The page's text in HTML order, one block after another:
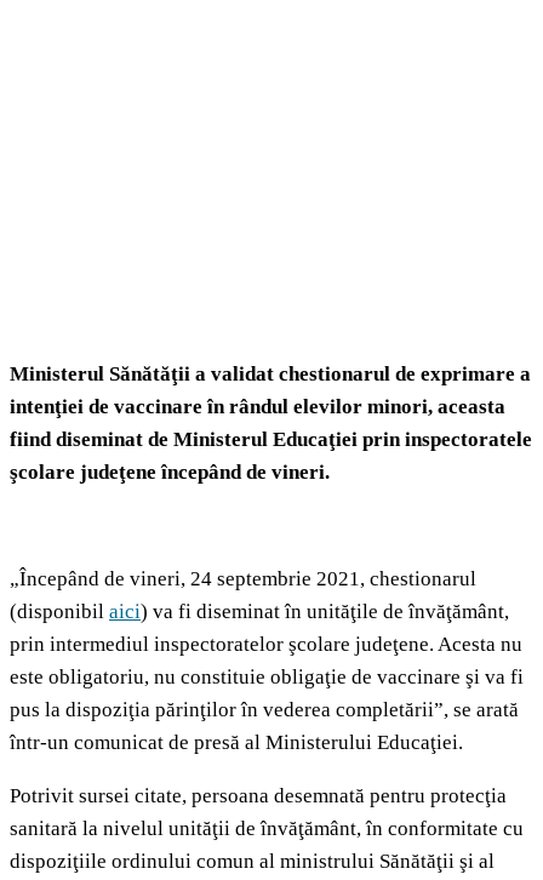
Ministerul Sănătăţii a validat chestionarul de exprimare a
intenţiei de vaccinare în rândul elevilor minori, aceasta
fiind diseminat de Ministerul Educaţiei prin inspectoratele
şcolare judeţene începând de vineri.
„Începând de vineri, 24 septembrie 2021, chestionarul
(disponibil aici) va fi diseminat în unităţile de învăţământ,
prin intermediul inspectoratelor şcolare judeţene. Acesta nu
este obligatoriu, nu constituie obligaţie de vaccinare şi va fi
pus la dispoziţia părinţilor în vederea completării”, se arată
într-un comunicat de presă al Ministerului Educaţiei.
Potrivit sursei citate, persoana desemnată pentru protecţia
sanitară la nivelul unităţii de învăţământ, în conformitate cu
dispoziţiile ordinului comun al ministrului Sănătăţii şi al